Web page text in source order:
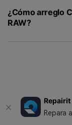
Repara
¿Cómo arreglo
RAW?
Síguenos en: